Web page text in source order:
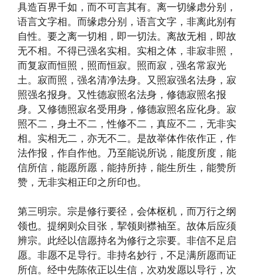
具造百界千如，而不可言其有。离一切缘虑分别，
语言文字相。而缘虑分别，语言文字，非离此别有
自性。要之离一切相，即一切法。离故无相，即故
无不相。不得已强名实相。实相之体，非寂非照，
而复寂而恒照，照而恒寂。照而寂，强名常寂光
土。寂而照，强名清净法身。又照寂强名法身，寂
照强名报身。又性德寂照名法身，修德寂照名报
身。又修德照寂名受用身，修德寂照名应化身。寂
照不二，身土不二，性修不二，真应不二，无非实
相。实相无二，亦无不二。是故举体作依作正，作
法作报，作自作他。乃至能说所说，能度所度，能
信所信，能愿所愿，能持所持，能生所生，能赞所
赞，无非实相正印之所印也。
第三明宗。宗是修行要径，会体枢机，而万行之纲
领也。提纲则众目张，挈领则襟袖至。故体后应须
辨宗。此经以信愿持名为修行之宗要。非信不足启
愿。非愿不足导行。非持名妙行，不足满所愿而证
所信。经中先陈依正以生信，次劝发愿以导行，次